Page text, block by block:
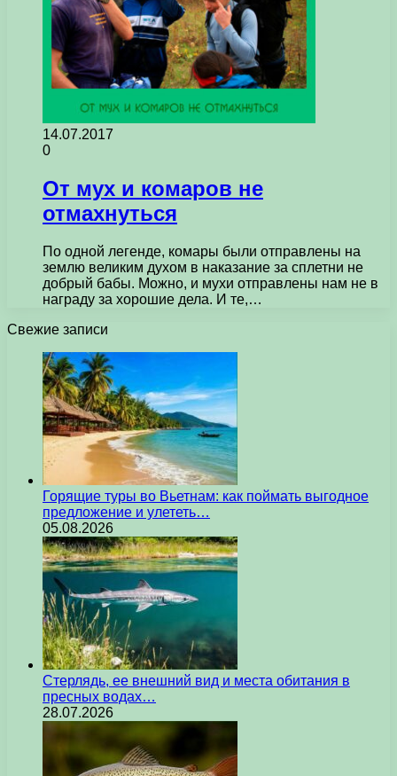
14.07.2017
0
От мух и комаров не
отмахнуться
По одной легенде, комары были отправлены на
землю великим духом в наказание за сплетни не
добрый бабы. Можно, и мухи отправлены нам не в
награду за хорошие дела. И те,…
Свежие записи
Горящие туры во Вьетнам: как поймать выгодное
предложение и улететь…
05.08.2026
Стерлядь, ее внешний вид и места обитания в
пресных водах…
28.07.2026